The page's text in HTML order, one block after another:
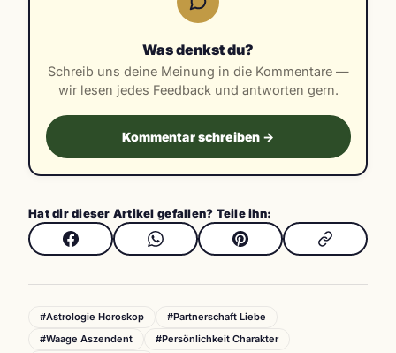
Was denkst du?
Schreib uns deine Meinung in die Kommentare —
wir lesen jedes Feedback und antworten gern.
Kommentar schreiben →
Hat dir dieser Artikel gefallen? Teile ihn:
#Astrologie Horoskop
#Partnerschaft Liebe
#Waage Aszendent
#Persönlichkeit Charakter